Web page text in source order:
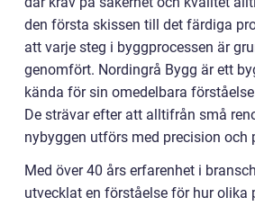
den första skissen till det färdiga
att varje steg i byggprocessen är
genomfört. Nordingrå Bygg är ett
kända för sin omedelbara
De strävar efter att alltifrån små
nybyggen utförs med precision och
Med över 40 års erfarenhet i
utvecklat en förståelse för hur olika